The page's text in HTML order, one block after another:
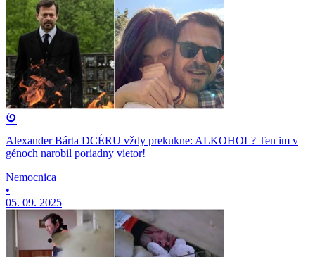
Alexander Bárta DCÉRU vždy prekukne: ALKOHOL? Ten im v
génoch narobil poriadny vietor!
Nemocnica
•
05. 09. 2025